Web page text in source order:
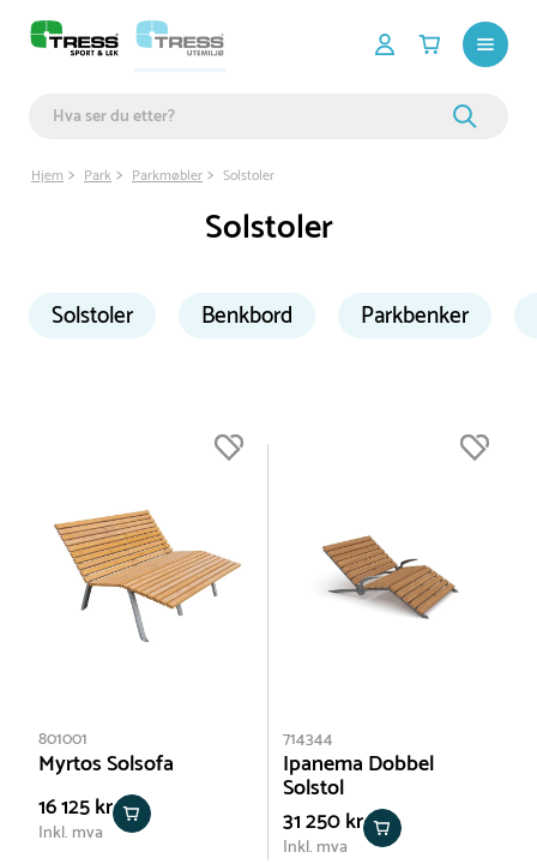
Hjem Park Parkmøbler Solstoler
Solstoler
Solstoler Benkbord Parkbenker
801001
Myrtos Solsofa
16 125 kr
Inkl. mva
714344
Ipanema Dobbel
Solstol
31 250 kr
Inkl. mva